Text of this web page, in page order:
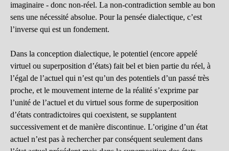
imaginaire - donc non-réel. La non-contradiction semble au bon
sens une nécessité absolue. Pour la pensée dialectique, c’est
l’inverse qui est un fondement.
Dans la conception dialectique, le potentiel (encore appelé
virtuel ou superposition d’états) fait bel et bien partie du réel, à
l’égal de l’actuel qui n’est qu’un des potentiels d’un passé très
proche, et le mouvement interne de la réalité s’exprime par
l’unité de l’actuel et du virtuel sous forme de superposition
d’états contradictoires qui coexistent, se supplantent
successivement et de manière discontinue. L’origine d’un état
actuel n’est pas à rechercher par conséquent seulement dans